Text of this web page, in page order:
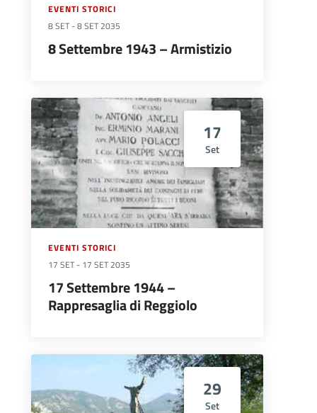
EVENTI STORICI
8 SET -8 SET 2035
8 Settembre 1943 – Armistizio
17
Set
EVENTI STORICI
17 SET - 17 SET 2035
17 Settembre 1944 –
Rappresaglia di Reggiolo
29
Set